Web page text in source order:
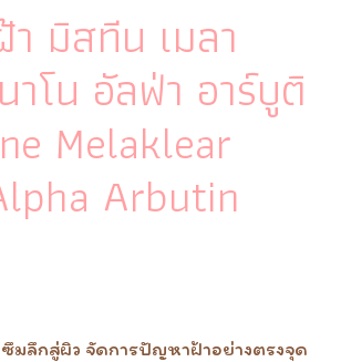
มิสทีน เมลา
าโน อัลฟ่า อาร์บูติ
Melaklear
Arbutin
มลึกสู่ผิว จัดการปัญหาฝ้าอย่างตรงจุด